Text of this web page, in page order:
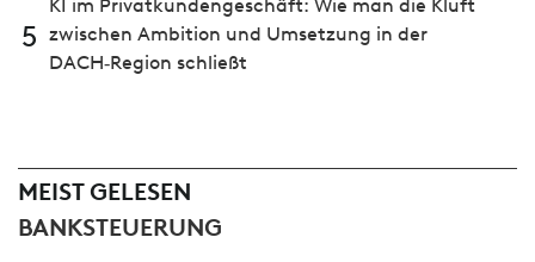
5
KI im Privatkundengeschäft: Wie man die Kluft
zwischen Ambition und Umsetzung in der
DACH‑Region schließt
MEIST GELESEN
BANKSTEUERUNG